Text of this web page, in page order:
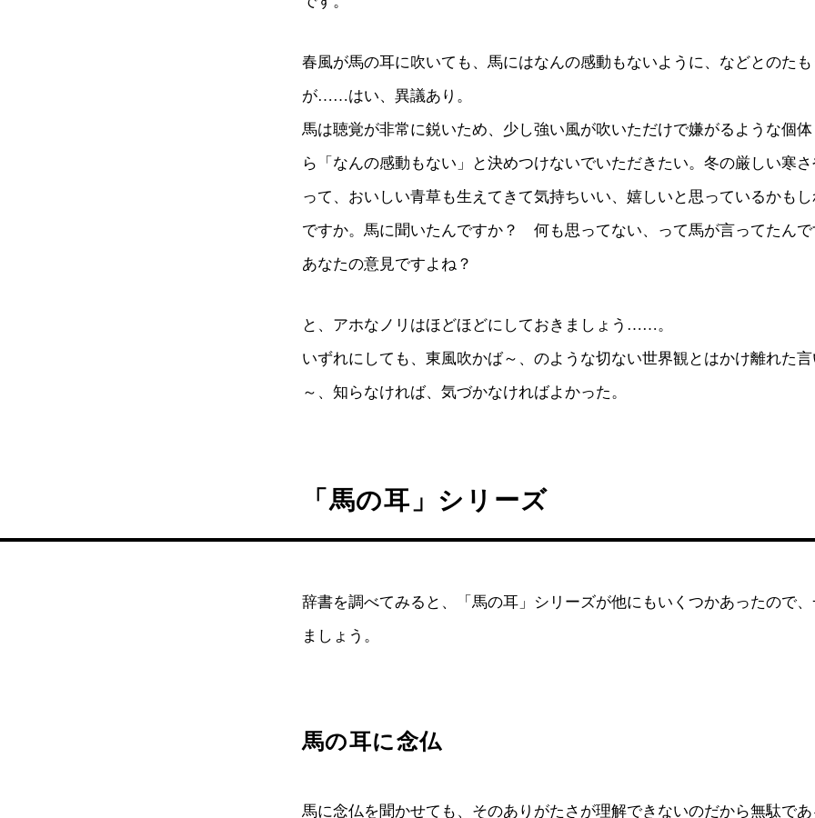
春風が馬の耳に吹いても、馬にはなんの感動もないように、などとのた
が……はい、異議あり。
馬は聴覚が非常に鋭いため、少し強い風が吹いただけで嫌がるような個
ら「なんの感動もない」と決めつけないでいただきたい。冬の厳しい寒
って、おいしい青草も生えてきて気持ちいい、嬉しいと思っているかも
ですか。馬に聞いたんですか？ 何も思ってない、って馬が言ってたん
あなたの意見ですよね？
と、アホなノリはほどほどにしておきましょう……。
いずれにしても、東風吹かば～、のような切ない世界観とはかけ離れた
～、知らなければ、気づかなければよかった。
「馬の耳」シリーズ
辞書を調べてみると、「馬の耳」シリーズが他にもいくつかあったので
ましょう。
馬の耳に念仏
馬に念仏を聞かせても、そのありがたさが理解できないのだから無駄で